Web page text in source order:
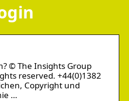
© The Insights Group
reserved. +44(0)1382
Copyright und
…